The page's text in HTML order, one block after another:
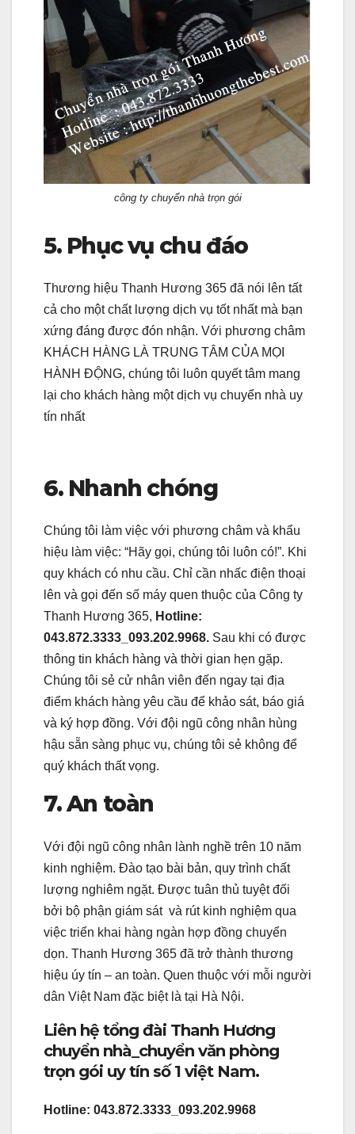
công ty chuyển nhà trọn gói
5. Phục vụ chu đáo
Thương hiệu Thanh Hương 365 đã nói lên tất
cả cho một chất lượng dịch vụ tốt nhất mà bạn
xứng đáng được đón nhận. Với phương châm
KHÁCH HÀNG LÀ TRUNG TÂM CỦA MỌI
HÀNH ĐỘNG, chúng tôi luôn quyết tâm mang
lại cho khách hàng một dịch vụ chuyển nhà uy
tín nhất
6. Nhanh chóng
Chúng tôi làm việc với phương châm và khẩu
hiệu làm việc: “Hãy gọi, chúng tôi luôn có!”. Khi
quy khách có nhu cầu. Chỉ cần nhấc điện thoại
lên và gọi đến số máy quen thuộc của Công ty
Thanh Hương 365, Hotline:
043.872.3333_093.202.9968. Sau khi có được
thông tin khách hàng và thời gian hẹn gặp.
Chúng tôi sẻ cử nhân viên đến ngay tại địa
điểm khách hàng yêu cầu để khảo sát, báo giá
và ký hợp đồng. Với đội ngũ công nhân hùng
hậu sẵn sàng phục vụ, chúng tôi sẻ không để
quý khách thất vọng.
7. An toàn
Với đội ngũ công nhân lành nghề trên 10 năm
kinh nghiệm. Đào tạo bài bản, quy trình chất
lượng nghiêm ngặt. Được tuân thủ tuyệt đối
bởi bộ phận giám sát và rút kinh nghiệm qua
việc triển khai hàng ngàn hợp đồng chuyển
dọn. Thanh Hương 365 đã trở thành thương
hiệu úy tín – an toàn. Quen thuộc với mỗi người
dân Việt Nam đặc biệt là tại Hà Nội.
Liên hệ tổng đài Thanh Hương
chuyển nhà_chuyển văn phòng
trọn gói uy tín số 1 việt Nam.
Hotline: 043.872.3333_093.202.9968